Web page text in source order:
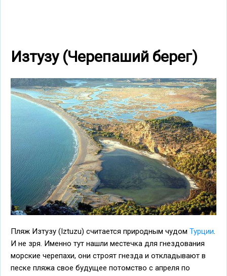
Изтузу (Черепаший берег)
Пляж Изтузу (Iztuzu) считается природным чудом Турции.
И не зря. Именно тут нашли местечка для гнездования
морские черепахи, они строят гнезда и откладывают в
песке пляжа свое будущее потомство с апреля по